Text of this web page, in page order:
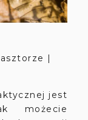
|
jest
możecie